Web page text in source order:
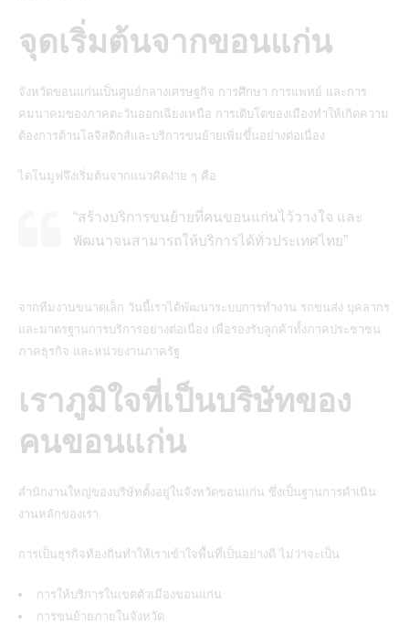
จุดเริ่มต้นจากขอนแก่น
จังหวัดขอนแก่นเป็นศูนย์กลางเศรษฐกิจ การศึกษา การแพทย์ และการ
คมนาคมของภาคตะวันออกเฉียงเหนือ การเติบโตของเมืองทำให้เกิดความ
ต้องการด้านโลจิสติกส์และบริการขนย้ายเพิ่มขึ้นอย่างต่อเนื่อง
ไดโนมูฟจึงเริ่มต้นจากแนวคิดง่าย ๆ คือ
“สร้างบริการขนย้ายที่คนขอนแก่นไว้วางใจ และ
พัฒนาจนสามารถให้บริการได้ทั่วประเทศไทย”
จากทีมงานขนาดเล็ก วันนี้เราได้พัฒนาระบบการทำงาน รถขนส่ง บุคลากร
และมาตรฐานการบริการอย่างต่อเนื่อง เพื่อรองรับลูกค้าทั้งภาคประชาชน
ภาคธุรกิจ และหน่วยงานภาครัฐ
เราภูมิใจที่เป็นบริษัทของ
คนขอนแก่น
สำนักงานใหญ่ของบริษัทตั้งอยู่ในจังหวัดขอนแก่น ซึ่งเป็นฐานการดำเนิน
งานหลักของเรา
การเป็นธุรกิจท้องถิ่นทำให้เราเข้าใจพื้นที่เป็นอย่างดี ไม่ว่าจะเป็น
การให้บริการในเขตตัวเมืองขอนแก่น
การขนย้ายภายในจังหวัด